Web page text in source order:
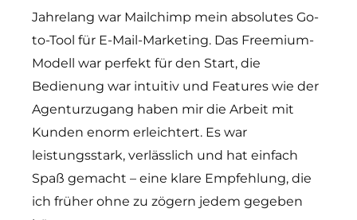
Jahrelang war Mailchimp mein absolutes Go-
to-Tool für E-Mail-Marketing. Das Freemium-
Modell war perfekt für den Start, die
Bedienung war intuitiv und Features wie der
Agenturzugang haben mir die Arbeit mit
Kunden enorm erleichtert. Es war
leistungsstark, verlässlich und hat einfach
Spaß gemacht – eine klare Empfehlung, die
ich früher ohne zu zögern jedem gegeben